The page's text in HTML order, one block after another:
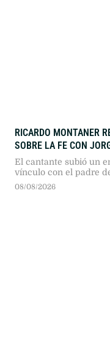
RICARDO MONTANER
SOBRE LA FE CON
El cantante subió un
vínculo con el padre
debido a una larga
08/08/2026